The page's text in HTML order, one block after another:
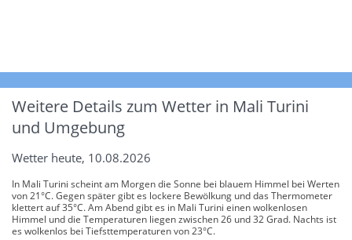
Weitere Details zum Wetter in Mali Turini
und Umgebung
Wetter heute, 10.08.2026
In Mali Turini scheint am Morgen die Sonne bei blauem Himmel bei Werten
von 21°C. Gegen später gibt es lockere Bewölkung und das Thermometer
klettert auf 35°C. Am Abend gibt es in Mali Turini einen wolkenlosen
Himmel und die Temperaturen liegen zwischen 26 und 32 Grad. Nachts ist
es wolkenlos bei Tiefsttemperaturen von 23°C.